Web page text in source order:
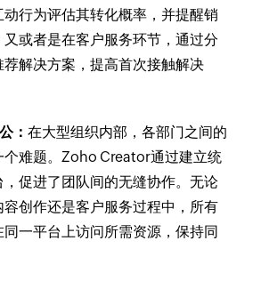
行为评估其转化概率，并提醒销
或者是在客户服务环节，通过分
解决方案，提高首次接触解决
：在大型组织内部，各部门之间的
个难题。Zoho Creator通过建立统
促进了团队间的无缝协作。无论
创作还是客户服务过程中，所有
一平台上访问所需资源，保持同